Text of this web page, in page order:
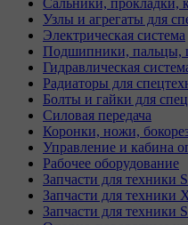
Сальники, прокладки,
Узлы и агрегаты для
Электрическая система
Подшипники, пальцы,
Гидравлическая
Радиаторы для
Болты и гайки для
Силовая передача
Коронки, ножи,
Управление и кабина
Рабочее оборудование
Запчасти для техники
Запчасти для техники
Запчасти для техники